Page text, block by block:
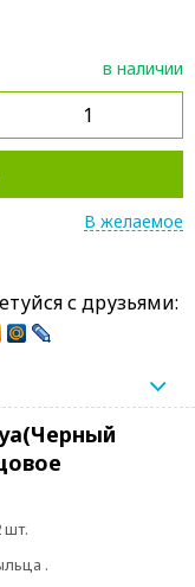
в наличии
В желаемое
с друзьями:
шт.
.